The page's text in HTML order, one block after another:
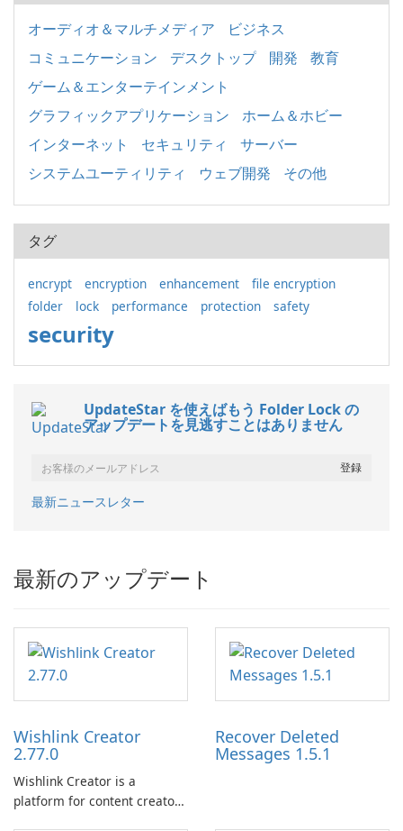
オーディオ＆マルチメディア
ビジネス
コミュニケーション
デスクトップ 開発
教育
ゲーム＆エンターテインメント
グラフィックアプリケーション
ホーム＆ホビー
インターネット
セキュリティ
サーバー
システムユーティリティ
ウェブ開発 その他
タグ
encrypt encryption enhancement
file encryption
folder
lock performance protection safety
security
UpdateStar を使えばもう Folder Lock の
アップデートを見逃すことはありません
最新ニュースレター
最新のアップデート
Wishlink Creator
2.77.0
Wishlink Creator is a
platform for content creators
Recover Deleted
Messages 1.5.1